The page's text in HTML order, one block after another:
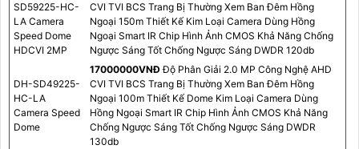
SD59225-HC-
LA Camera
Speed Dome
HDCVI 2MP
CVI TVI BCS Trang Bị Thường Xem Ban Đêm Hồng
Ngoại 150m Thiết Kế Kim Loại Camera Dùng Hồng
Ngoại Smart IR Chip Hình Ảnh CMOS Khả Năng Chống
Ngược Sáng Tốt Chống Ngược Sáng DWDR 120db
DH-SD49225-
HC-LA
Camera Speed
Dome
17000000VNÐ Độ Phân Giải 2.0 MP Công Nghệ AHD
CVI TVI BCS Trang Bị Thường Xem Ban Đêm Hồng
Ngoại 100m Thiết Kế Dome Kim Loại Camera Dùng
Hồng Ngoại Smart IR Chip Hình Ảnh CMOS Khả Năng
Chống Ngược Sáng Tốt Chống Ngược Sáng DWDR
130db